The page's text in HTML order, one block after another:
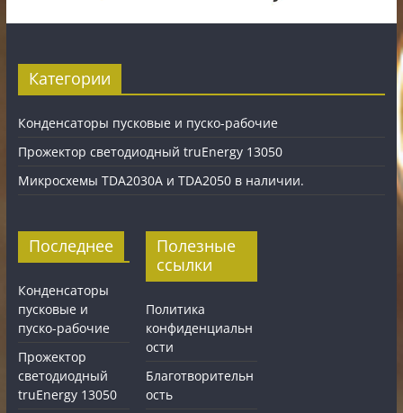
Категории
Конденсаторы пусковые и пуско-рабочие
Прожектор светодиодный truEnergy 13050
Микросхемы TDA2030A и TDA2050 в наличии.
Последнее
Конденсаторы
пусковые и
пуско-рабочие
Прожектор
светодиодный
truEnergy 13050
Полезные
ссылки
Политика
конфиденциальн
ости
Благотворительн
ость